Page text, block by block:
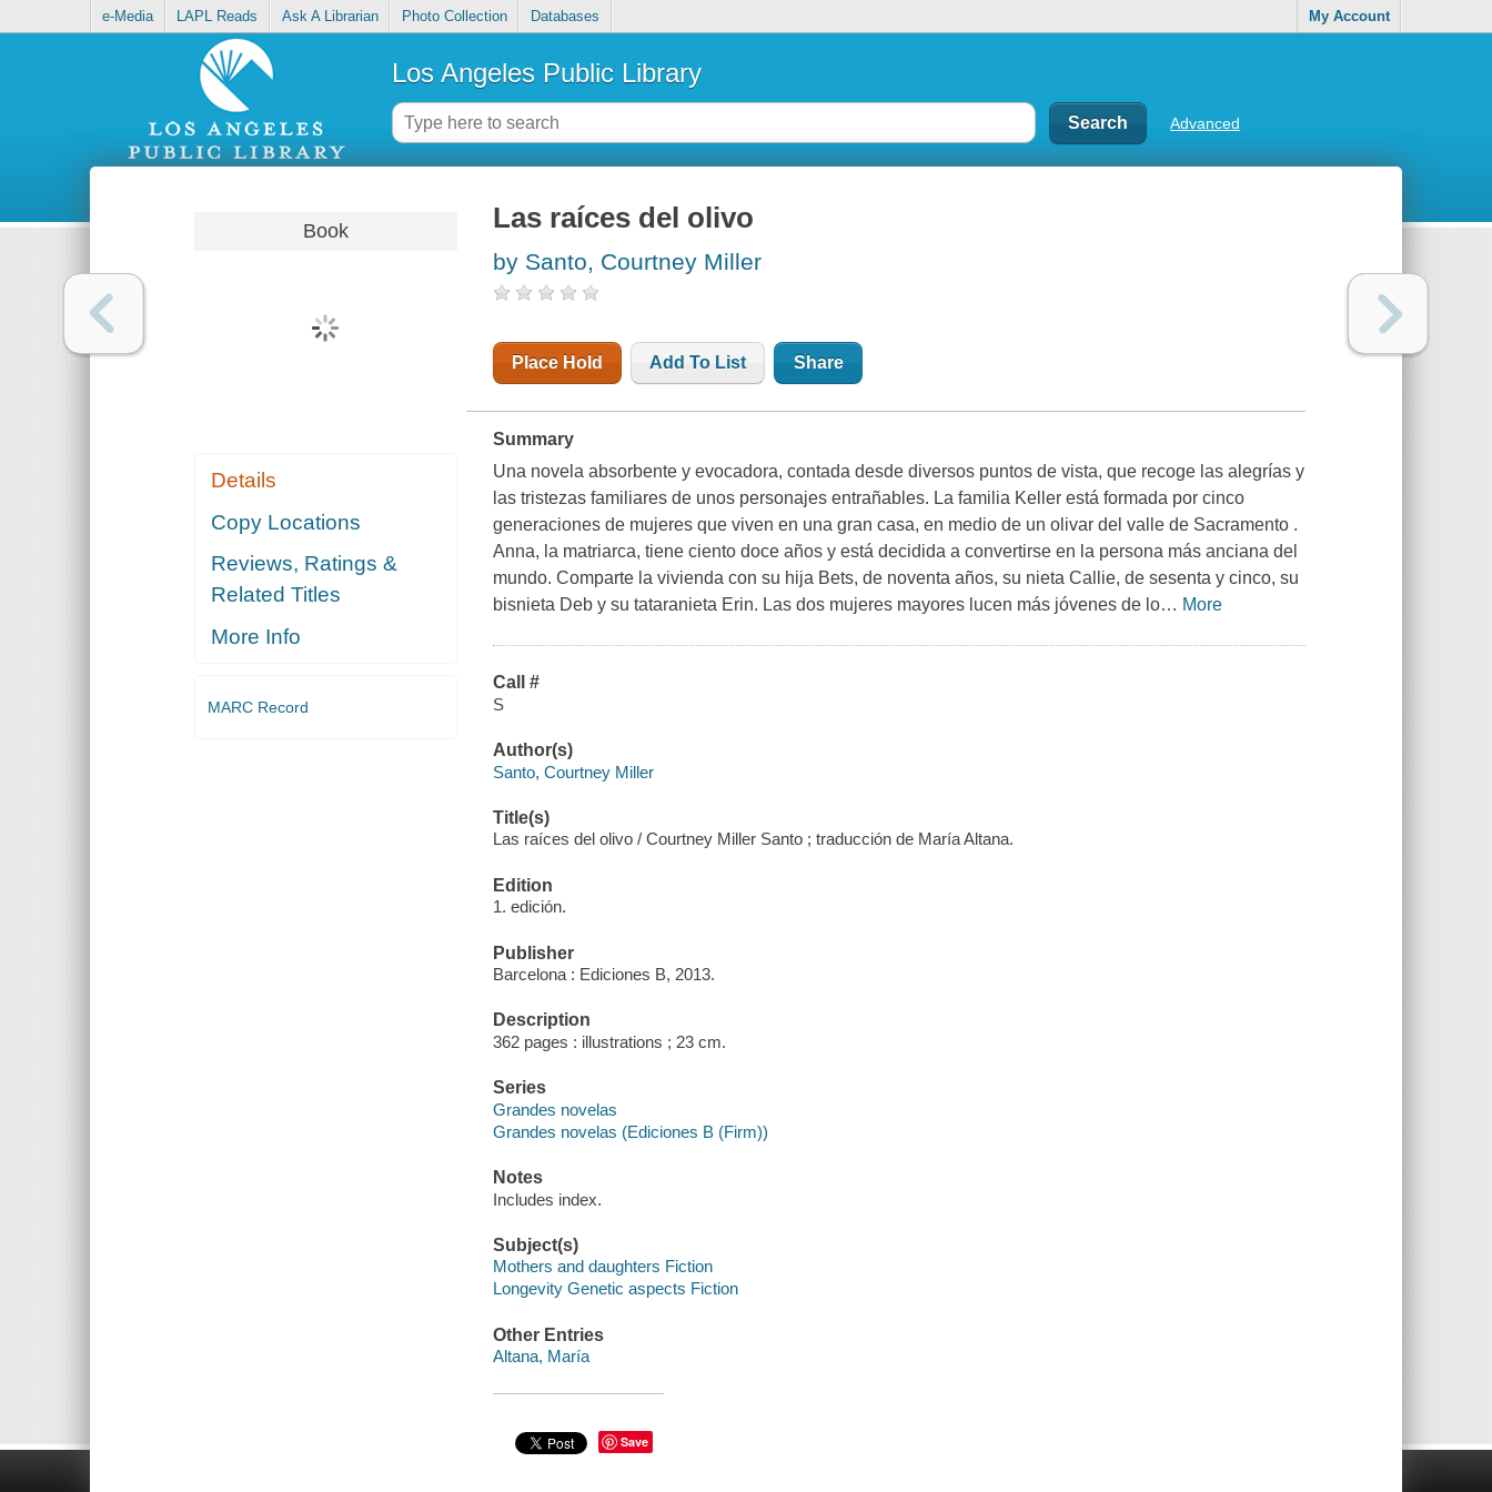
e-Media LAPL Reads Ask A Librarian Photo Collection Databases My Account
Los Angeles Public Library
Advanced
Book
Details
Copy Locations
Reviews, Ratings &
Related Titles
More Info
MARC Record
Las raíces del olivo
by Santo, Courtney Miller
Place Hold Add To List Share
Summary
Una novela absorbente y evocadora, contada desde diversos puntos de vista, que recoge las alegrías y
las tristezas familiares de unos personajes entrañables. La familia Keller está formada por cinco
generaciones de mujeres que viven en una gran casa, en medio de un olivar del valle de Sacramento .
Anna, la matriarca, tiene ciento doce años y está decidida a convertirse en la persona más anciana del
mundo. Comparte la vivienda con su hija Bets, de noventa años, su nieta Callie, de sesenta y cinco, su
bisnieta Deb y su tataranieta Erin. Las dos mujeres mayores lucen más jóvenes de lo… More
Call #
S
Author(s)
Santo, Courtney Miller
Title(s)
Las raíces del olivo / Courtney Miller Santo ; traducción de María Altana.
Edition
1. edición.
Publisher
Barcelona : Ediciones B, 2013.
Description
362 pages : illustrations ; 23 cm.
Series
Grandes novelas
Grandes novelas (Ediciones B (Firm))
Notes
Includes index.
Subject(s)
Mothers and daughters Fiction
Longevity Genetic aspects Fiction
Other Entries
Altana, María
Save